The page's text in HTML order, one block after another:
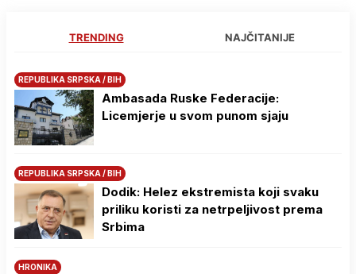
TRENDING NAJČITANIJE
REPUBLIKA SRPSKA / BIH
Ambasada Ruske Federacije:
Licemjerje u svom punom sjaju
REPUBLIKA SRPSKA / BIH
Dodik: Helez ekstremista koji svaku
priliku koristi za netrpeljivost prema
Srbima
HRONIKA